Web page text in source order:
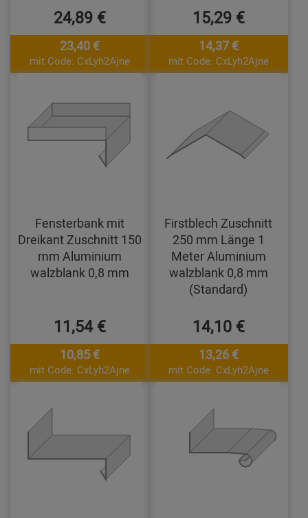
24,89 €
23,40 €
mit Code: CxLyh2Ajne
15,29 €
14,37 €
mit Code: CxLyh2Ajne
Fensterbank mit
Dreikant Zuschnitt 150
mm Aluminium
walzblank 0,8 mm
11,54 €
10,85 €
mit Code: CxLyh2Ajne
Firstblech Zuschnitt
250 mm Länge 1
Meter Aluminium
walzblank 0,8 mm
(Standard)
14,10 €
13,26 €
mit Code: CxLyh2Ajne